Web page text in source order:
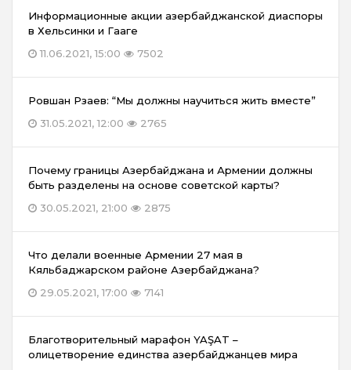
Информационные акции азербайджанской диаспоры
в Хельсинки и Гааге
11.06.2021, 15:00
7502
Ровшан Рзаев: “Мы должны научиться жить вместе”
31.05.2021, 12:00
2765
Почему границы Азербайджана и Армении должны
быть разделены на основе советской карты?
30.05.2021, 21:00
2875
Что делали военные Армении 27 мая в
Кяльбаджарском районе Азербайджана?
29.05.2021, 17:00
7141
Благотворительный марафон YAŞAT –
олицетворение единства азербайджанцев мира